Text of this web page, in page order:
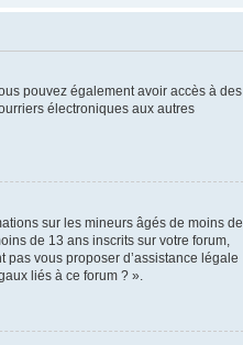
pouvez également avoir accès à des
électroniques aux autres
sur les mineurs âgés de moins de
de 13 ans inscrits sur votre forum,
vous proposer d’assistance légale
liés à ce forum ? ».